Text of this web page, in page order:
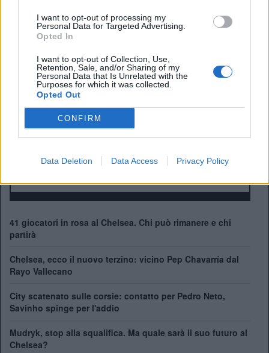
I want to opt-out of processing my
Personal Data for Targeted Advertising.
Opted In
I want to opt-out of Collection, Use,
Retention, Sale, and/or Sharing of my
Personal Data that Is Unrelated with the
Purposes for which it was collected.
Opted Out
CONFIRM
Data Deletion Data Access Privacy Policy
Anno di Fondazione: 1905
Stadio:Stamford Bridge (41.837)
Città:Londra
Presidente:
Manager:Enzo Maresca
ALBO D'ORO
Premier League:6
League Cup:5
FA Community Shield:4
Supercoppa Europea:
41 giocatori in rosa al Chelsea. Chi può rimanere e chi
partirà
Chelsea, ecco il nuovo terzino: vicino Pep Chavarría dal
Rayo Vallecano
City scatenato sulle corsie: contatto per Pedro Neto,
Savinho spinge per l'addio
Mudryk, stop alla squalifica. Ma quale sarà il suo futuro al
Chelsea?